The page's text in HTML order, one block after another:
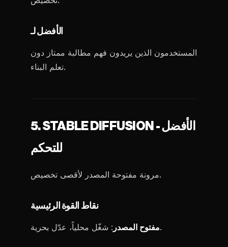
الأفضل لـ
المستخدمون الذين يريدون فهم مطالبة ممتاز دون
تعلم البناء.
5. STABLE DIFFUSION - الأفضل
للتحكم
مرونة مفتوحة المصدر لأقصى تخصيص.
نقاط القوة الرئيسية
مفتوح المصدر: شغّل محلياً، عدّل بحرية.